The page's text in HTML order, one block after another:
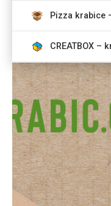
Pizza krabice
CREATBOX –